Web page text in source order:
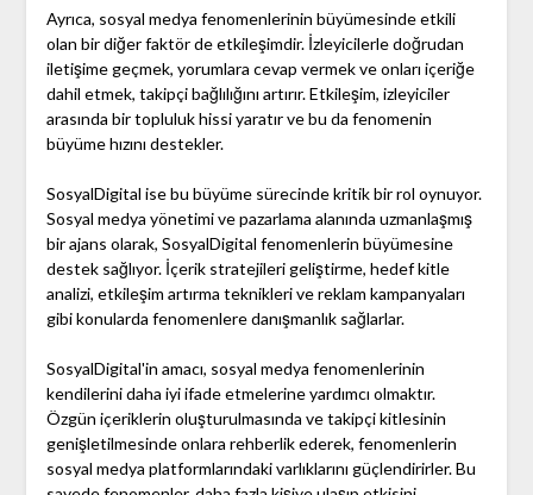
Ayrıca, sosyal medya fenomenlerinin büyümesinde etkili
olan bir diğer faktör de etkileşimdir. İzleyicilerle doğrudan
iletişime geçmek, yorumlara cevap vermek ve onları içeriğe
dahil etmek, takipçi bağlılığını artırır. Etkileşim, izleyiciler
arasında bir topluluk hissi yaratır ve bu da fenomenin
büyüme hızını destekler.
SosyalDigital ise bu büyüme sürecinde kritik bir rol oynuyor.
Sosyal medya yönetimi ve pazarlama alanında uzmanlaşmış
bir ajans olarak, SosyalDigital fenomenlerin büyümesine
destek sağlıyor. İçerik stratejileri geliştirme, hedef kitle
analizi, etkileşim artırma teknikleri ve reklam kampanyaları
gibi konularda fenomenlere danışmanlık sağlarlar.
SosyalDigital'in amacı, sosyal medya fenomenlerinin
kendilerini daha iyi ifade etmelerine yardımcı olmaktır.
Özgün içeriklerin oluşturulmasında ve takipçi kitlesinin
genişletilmesinde onlara rehberlik ederek, fenomenlerin
sosyal medya platformlarındaki varlıklarını güçlendirirler. Bu